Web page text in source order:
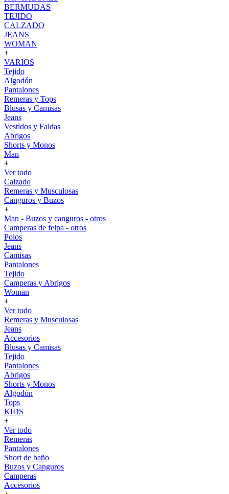
BERMUDAS
TEJIDO
CALZADO
JEANS
WOMAN
+
VARIOS
Tejido
Algodón
Pantalones
Remeras y Tops
Blusas y Camisas
Jeans
Vestidos y Faldas
Abrigos
Shorts y Monos
Man
+
Ver todo
Calzado
Remeras y Musculosas
Canguros y Buzos
+
Man - Buzos y canguros - otros
Camperas de felpa - otros
Polos
Jeans
Camisas
Pantalones
Tejido
Camperas y Abrigos
Woman
+
Ver todo
Remeras y Musculosas
Jeans
Accesorios
Blusas y Camisas
Tejido
Pantalones
Abrigos
Shorts y Monos
Algodón
Tops
KIDS
+
Ver todo
Remeras
Pantalones
Short de baño
Buzos y Canguros
Camperas
Accesorios